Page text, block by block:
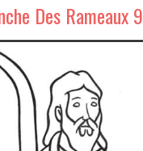
Des Rameaux 9